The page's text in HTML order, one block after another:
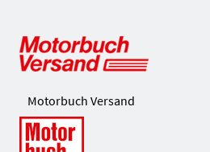
Motorbuch Versand